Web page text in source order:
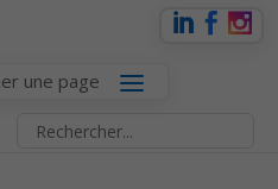
une page